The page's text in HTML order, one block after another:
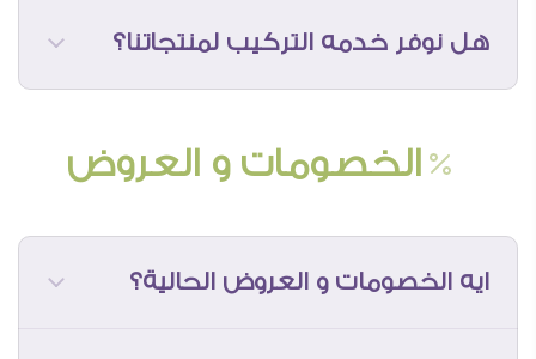
ابعتلنا الرابط و احنا هانقوم باللازم
* لا يمكن تعليق تابلوهات سفير آرت بمواد
هل نوفر خدمه التركيب لمنتجاتنا؟
الخصومات و العروض
ايه الخصومات و العروض الحالية؟